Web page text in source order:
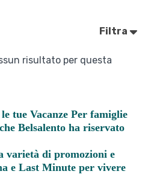
Filtra
risultato per questa
tue Vacanze Per famiglie
che Belsalento ha riservato
varietà di promozioni e
e Last Minute per vivere